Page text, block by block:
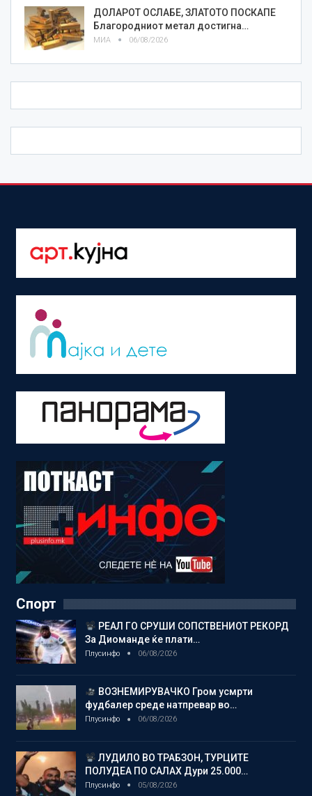
ДОЛАРОТ ОСЛАБЕ, ЗЛАТОТО ПОСКАПЕ
Благородниот метал достигна…
МИА 06/08/2026
Спорт
РЕАЛ ГО СРУШИ СОПСТВЕНИОТ РЕКОРД
За Диоманде ќе плати…
Плусинфо 06/08/2026
ВОЗНЕМИРУВАЧКО Гром усмрти
фудбалер среде натпревар во…
Плусинфо 06/08/2026
ЛУДИЛО ВО ТРАБЗОН, ТУРЦИТЕ
ПОЛУДЕА ПО САЛАХ Дури 25.000…
Плусинфо 05/08/2026